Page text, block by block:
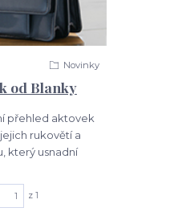
od Blanky
Novinky
přehled aktovek
rukovětí a
který usnadní
z 1